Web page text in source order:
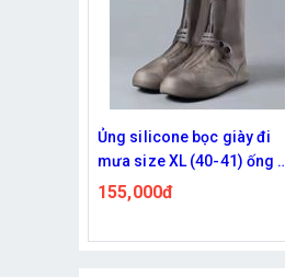
Ủng silicone bọc giày đi
mưa size 2XL (42-43) ống
cổ siêu cao 35cm, chống
155,000đ